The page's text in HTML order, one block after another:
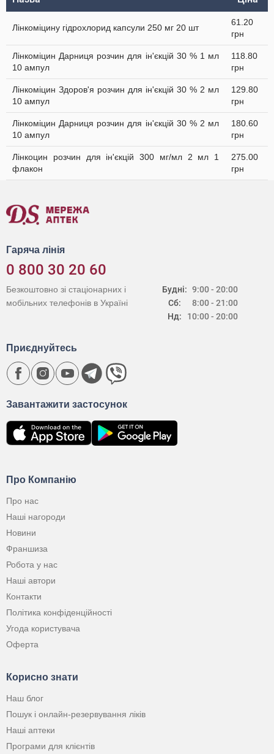
Лінкоміцину гідрохлорид капсули 250 мг 20 шт
61.20
грн
Лінкоміцин Дарниця розчин для ін'єкцій 30 % 1 мл
10 ампул
118.80
грн
Лінкоміцин Здоров'я розчин для ін'єкцій 30 % 2 мл
10 ампул
129.80
грн
Лінкоміцин Дарниця розчин для ін'єкцій 30 % 2 мл
10 ампул
180.60
грн
Лінкоцин розчин для ін'єкцій 300 мг/мл 2 мл 1
флакон
275.00
грн
Гаряча лінія
0 800 30 20 60
Будні:
Сб:
Нд:
9:00 - 20:00
8:00 - 21:00
10:00 - 20:00
Безкоштовно зі стаціонарних і
мобільних телефонів в Україні
Про Компанію
Про нас
Наші нагороди
Новини
Франшиза
Робота у нас
Наші автори
Контакти
Політика конфіденційності
Угода користувача
Оферта
Корисно знати
Наш блог
Пошук і онлайн-резервування ліків
Наші аптеки
Програми для клієнтів
Завантажити застосунок
Приєднуйтесь